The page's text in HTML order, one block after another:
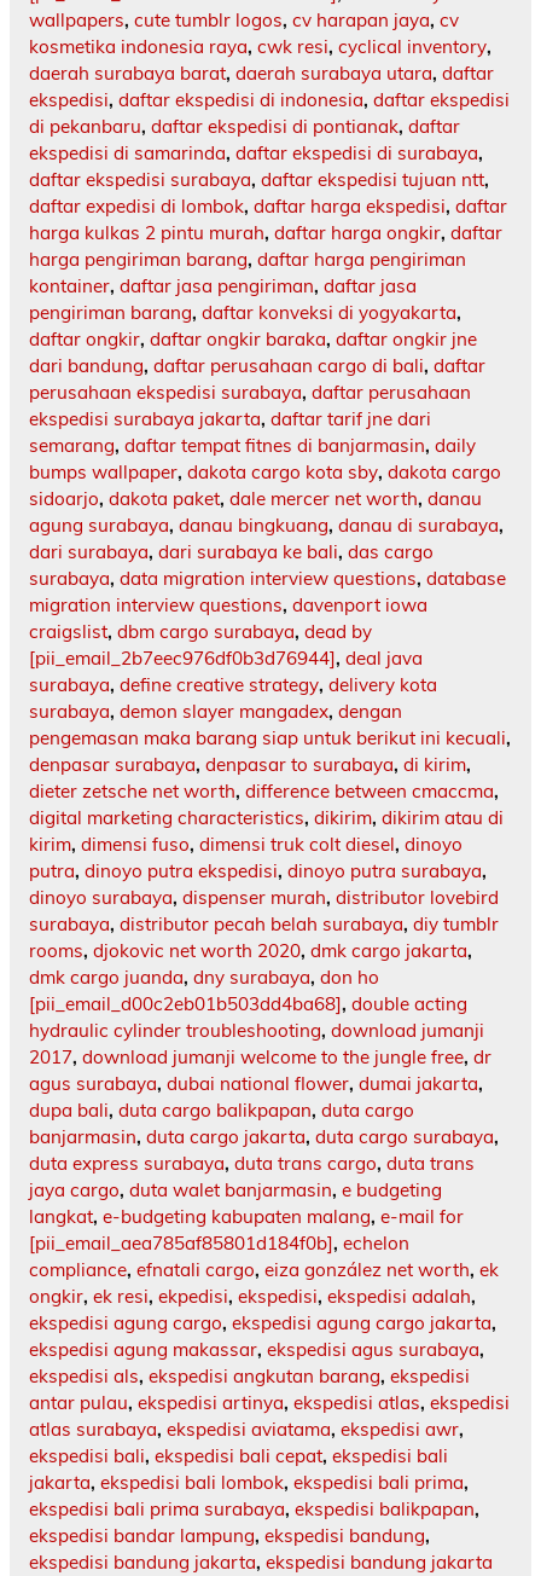
wallpapers, cute tumblr logos, cv harapan jaya, cv
kosmetika indonesia raya, cwk resi, cyclical inventory,
daerah surabaya barat, daerah surabaya utara, daftar
ekspedisi, daftar ekspedisi di indonesia, daftar ekspedisi
di pekanbaru, daftar ekspedisi di pontianak, daftar
ekspedisi di samarinda, daftar ekspedisi di surabaya,
daftar ekspedisi surabaya, daftar ekspedisi tujuan ntt,
daftar expedisi di lombok, daftar harga ekspedisi, daftar
harga kulkas 2 pintu murah, daftar harga ongkir, daftar
harga pengiriman barang, daftar harga pengiriman
kontainer, daftar jasa pengiriman, daftar jasa
pengiriman barang, daftar konveksi di yogyakarta,
daftar ongkir, daftar ongkir baraka, daftar ongkir jne
dari bandung, daftar perusahaan cargo di bali, daftar
perusahaan ekspedisi surabaya, daftar perusahaan
ekspedisi surabaya jakarta, daftar tarif jne dari
semarang, daftar tempat fitnes di banjarmasin, daily
bumps wallpaper, dakota cargo kota sby, dakota cargo
sidoarjo, dakota paket, dale mercer net worth, danau
agung surabaya, danau bingkuang, danau di surabaya,
dari surabaya, dari surabaya ke bali, das cargo
surabaya, data migration interview questions, database
migration interview questions, davenport iowa
craigslist, dbm cargo surabaya, dead by
[pii_email_2b7eec976df0b3d76944], deal java
surabaya, define creative strategy, delivery kota
surabaya, demon slayer mangadex, dengan
pengemasan maka barang siap untuk berikut ini kecuali,
denpasar surabaya, denpasar to surabaya, di kirim,
dieter zetsche net worth, difference between cmaccma,
digital marketing characteristics, dikirim, dikirim atau di
kirim, dimensi fuso, dimensi truk colt diesel, dinoyo
putra, dinoyo putra ekspedisi, dinoyo putra surabaya,
dinoyo surabaya, dispenser murah, distributor lovebird
surabaya, distributor pecah belah surabaya, diy tumblr
rooms, djokovic net worth 2020, dmk cargo jakarta,
dmk cargo juanda, dny surabaya, don ho
[pii_email_d00c2eb01b503dd4ba68], double acting
hydraulic cylinder troubleshooting, download jumanji
2017, download jumanji welcome to the jungle free, dr
agus surabaya, dubai national flower, dumai jakarta,
dupa bali, duta cargo balikpapan, duta cargo
banjarmasin, duta cargo jakarta, duta cargo surabaya,
duta express surabaya, duta trans cargo, duta trans
jaya cargo, duta walet banjarmasin, e budgeting
langkat, e-budgeting kabupaten malang, e-mail for
[pii_email_aea785af85801d184f0b], echelon
compliance, efnatali cargo, eiza gonzález net worth, ek
ongkir, ek resi, ekpedisi, ekspedisi, ekspedisi adalah,
ekspedisi agung cargo, ekspedisi agung cargo jakarta,
ekspedisi agung makassar, ekspedisi agus surabaya,
ekspedisi als, ekspedisi angkutan barang, ekspedisi
antar pulau, ekspedisi artinya, ekspedisi atlas, ekspedisi
atlas surabaya, ekspedisi aviatama, ekspedisi awr,
ekspedisi bali, ekspedisi bali cepat, ekspedisi bali
jakarta, ekspedisi bali lombok, ekspedisi bali prima,
ekspedisi bali prima surabaya, ekspedisi balikpapan,
ekspedisi bandar lampung, ekspedisi bandung,
ekspedisi bandung jakarta, ekspedisi bandung jakarta